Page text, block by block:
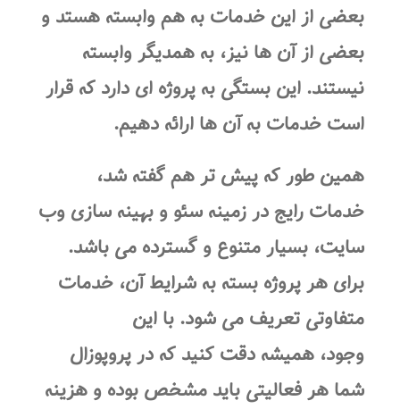
بعضی از این خدمات به هم وابسته هستد و
بعضی از آن ها نیز، به همدیگر وابسته
نیستند. این بستگی به پروژه ای دارد که قرار
است خدمات به آن ها ارائه دهیم.
همین طور که پیش تر هم گفته شد،
خدمات رایج در زمینه سئو و بهینه سازی وب
سایت، بسیار متنوع و گسترده می باشد.
برای هر پروژه بسته به شرایط آن، خدمات
متفاوتی تعریف می شود. با این
وجود، همیشه دقت کنید که در پروپوزال
شما هر فعالیتی باید مشخص بوده و هزینه